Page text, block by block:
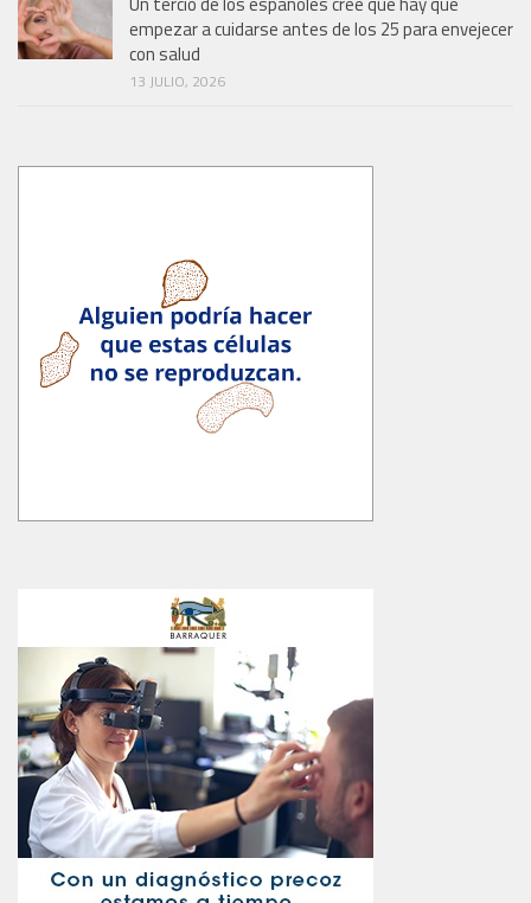
empezar a cuidarse antes de los 25 para envejecer
con salud
13 JULIO, 2026